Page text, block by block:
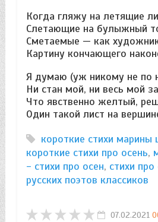
Когда гляжу на летящие
Слетающие на булыжный
Сметаемые — как
Картину кончающего
Я думаю (уж никому не по
Ни стан мой, ни весь мой
Что явственно желтый,
Один такой лист на
короткие стихи марины
короткие стихи про осень,
- стихи про осен, стихи про
русских поэтов классиков
07.02.2021